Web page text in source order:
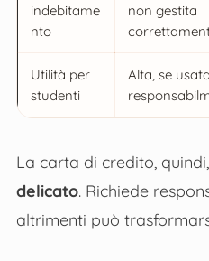
indebitame
nto
non gestita
Utilità per
studenti
Alta, se usata
La carta di credito,
delicato. Richiede
altrimenti può